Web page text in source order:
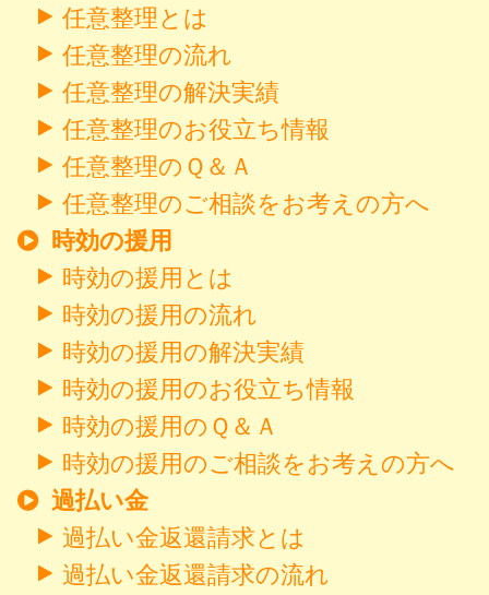
任意整理とは
任意整理の流れ
任意整理の解決実績
任意整理のお役立ち情報
任意整理のＱ＆Ａ
任意整理のご相談をお考えの方へ
時効の援用
時効の援用とは
時効の援用の流れ
時効の援用の解決実績
時効の援用のお役立ち情報
時効の援用のＱ＆Ａ
時効の援用のご相談をお考えの方へ
過払い金
過払い金返還請求とは
過払い金返還請求の流れ